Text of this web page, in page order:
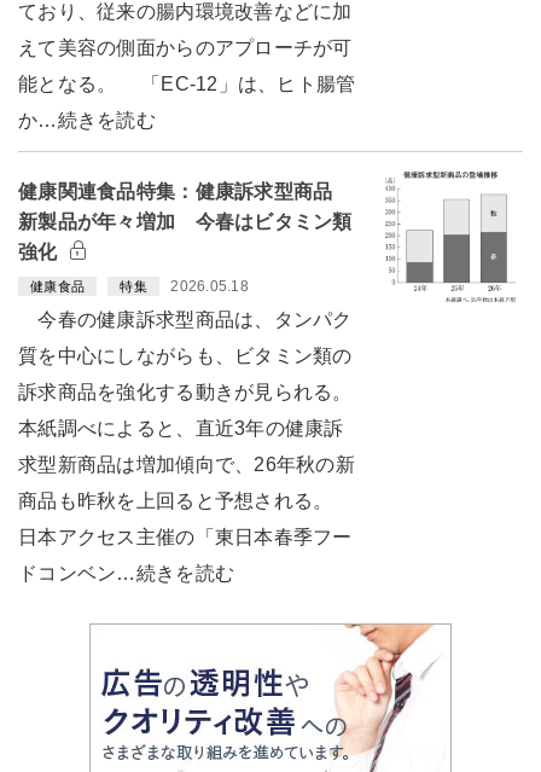
ており、従来の腸内環境改善などに加
えて美容の側面からのアプローチが可
能となる。 「EC-12」は、ヒト腸管
か…続きを読む
健康関連食品特集：健康訴求型商品
新製品が年々増加 今春はビタミン類
強化
健康食品 特集 2026.05.18
今春の健康訴求型商品は、タンパク
質を中心にしながらも、ビタミン類の
訴求商品を強化する動きが見られる。
本紙調べによると、直近3年の健康訴
求型新商品は増加傾向で、26年秋の新
商品も昨秋を上回ると予想される。
日本アクセス主催の「東日本春季フー
ドコンベン…続きを読む